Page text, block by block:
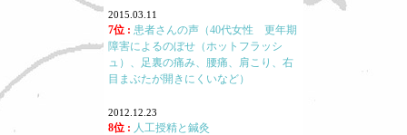
2015.03.11
7位 : 患者さんの声（40代女性 更年期
障害によるのぼせ（ホットフラッシ
ュ）、足裏の痛み、腰痛、肩こり、右
目まぶたが開きにくいなど）
2012.12.23
8位 : 人工授精と鍼灸